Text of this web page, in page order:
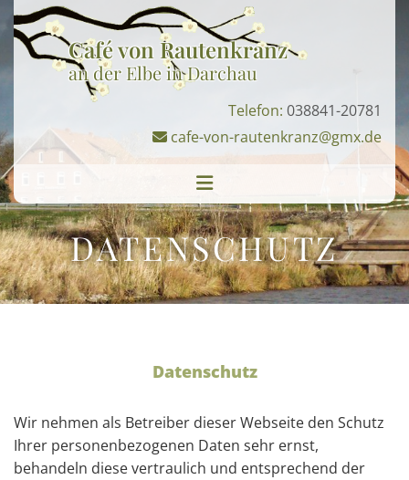
Zum Inhalt springen
Café von Rautenkranz
an der Elbe in Darchau
Telefon: 038841-20781
 cafe-von-rautenkranz@gmx.de
DATENSCHUTZ
Datenschutz
Wir nehmen als Betreiber dieser Webseite den Schutz
Ihrer personenbezogenen Daten sehr ernst,
behandeln diese vertraulich und entsprechend der